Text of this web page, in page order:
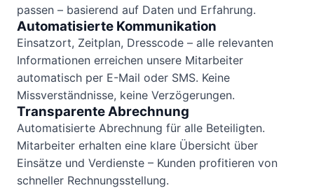
passen – basierend auf Daten und Erfahrung.
Automatisierte Kommunikation
Einsatzort, Zeitplan, Dresscode – alle relevanten
Informationen erreichen unsere Mitarbeiter
automatisch per E-Mail oder SMS. Keine
Missverständnisse, keine Verzögerungen.
Transparente Abrechnung
Automatisierte Abrechnung für alle Beteiligten.
Mitarbeiter erhalten eine klare Übersicht über
Einsätze und Verdienste – Kunden profitieren von
schneller Rechnungsstellung.